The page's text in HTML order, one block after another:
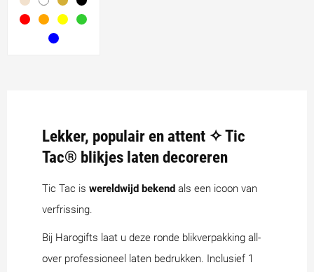
Lekker, populair en attent ✧ Tic
Tac® blikjes laten decoreren
Tic Tac is wereldwijd bekend als een icoon van
verfrissing.
Bij Harogifts laat u deze ronde blikverpakking all-
over professioneel laten bedrukken. Inclusief 1